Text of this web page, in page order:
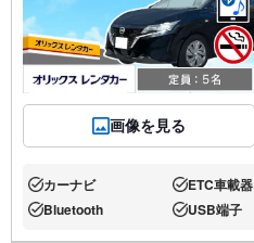
画像を見る
あり:カーナビ あり:ETC車載器
あり:Bluetooth あり:USB端子